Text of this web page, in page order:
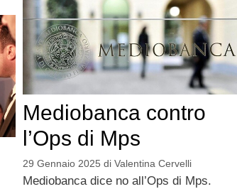
Mediobanca contro
l’Ops di Mps
29 Gennaio 2025 di Valentina Cervelli
Mediobanca dice no all’Ops di Mps.